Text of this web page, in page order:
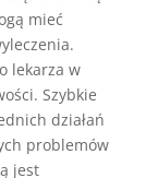
mieć
lekarza w
Szybkie
działań
problemów
jest